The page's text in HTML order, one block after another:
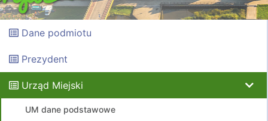
Dane podmiotu
Prezydent
Urząd Miejski
UM dane podstawowe